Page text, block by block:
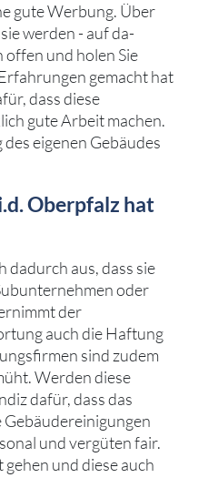
gute Werbung. Über
werden - auf da-
offen und holen Sie
gemacht hat
dass diese
gute Arbeit machen.
eigenen Gebäudes
Oberpfalz hat
dadurch aus, dass sie
oder
der
auch die Haftung
sind zudem
Werden diese
dafür, dass das
und vergüten fair.
und diese auch